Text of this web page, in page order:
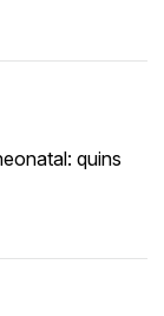
quins